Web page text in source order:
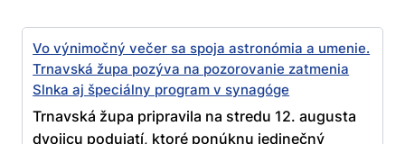
Vo výnimočný večer sa spoja astronómia a umenie.
Trnavská župa pozýva na pozorovanie zatmenia
Slnka aj špeciálny program v synagóge
Trnavská župa pripravila na stredu 12. augusta
dvojicu podujatí, ktoré ponúknu jedinečný